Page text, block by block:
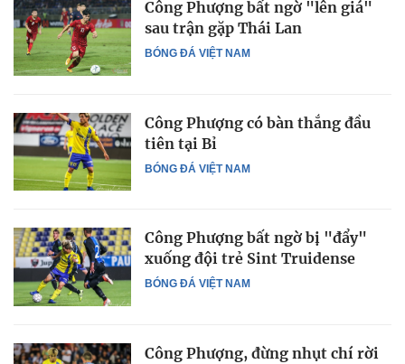
BÓNG ĐÁ VIỆT NAM
Công Phượng bất ngờ "lên giá"
sau trận gặp Thái Lan
BÓNG ĐÁ VIỆT NAM
Công Phượng có bàn thắng đầu
tiên tại Bỉ
BÓNG ĐÁ VIỆT NAM
Công Phượng bất ngờ bị "đẩy"
xuống đội trẻ Sint Truidense
Công Phượng, đừng nhụt chí rời